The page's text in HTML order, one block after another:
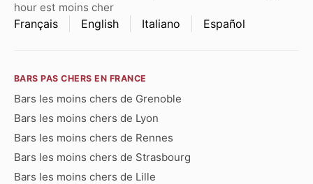
hour est moins cher
Français English Italiano Español
BARS PAS CHERS EN FRANCE
Bars les moins chers de Grenoble
Bars les moins chers de Lyon
Bars les moins chers de Rennes
Bars les moins chers de Strasbourg
Bars les moins chers de Lille